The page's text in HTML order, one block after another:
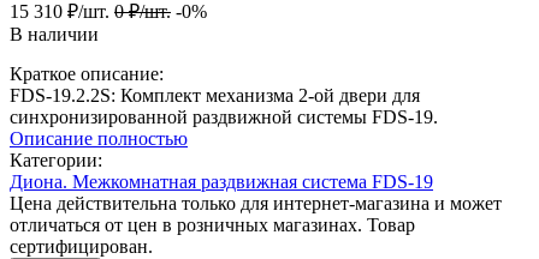
15 310 ₽/шт. 0 ₽/шт. -0%
В наличии
Краткое описание:
FDS-19.2.2S: Комплект механизма 2-ой двери для
синхронизированной раздвижной системы FDS-19.
Описание полностью
Категории:
Диона. Межкомнатная раздвижная система FDS-19
Цена действительна только для интернет-магазина и может
отличаться от цен в розничных магазинах. Товар
сертифицирован.